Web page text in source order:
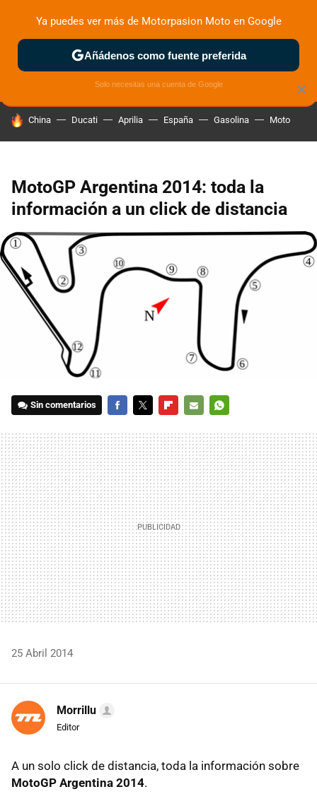
ZONA DE PRUEBAS DEPORTIVAS MOTOS ELÉCTRICAS
HOY SE HABLA DE
China Ducati Aprilia España Gasolina Moto
MotoGP Argentina 2014: toda la
información a un click de distancia
Sin comentarios
MAIL
25 Abril 2014
Morrillu
Editor
A un solo click de distancia, toda la información sobre
MotoGP Argentina 2014.
×
Ya puedes ver más de Motorpasion Moto en Google
Añádenos como fuente preferida
Solo necesitas una cuenta de Google